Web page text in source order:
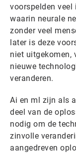
voorspelden
waarin neurale
zonder veel
later is deze
niet uitgekomen,
nieuwe
veranderen.
Ai en ml zijn als
deel van de
nodig om de
zinvolle
aangedreven